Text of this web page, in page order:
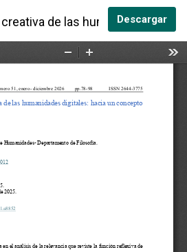
del artículode las humanidades
Descargar